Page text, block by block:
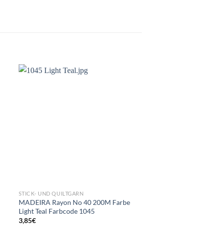
STICK- UND QUILTGARN
MADEIRA Rayon No 40 200M Farbe
Light Teal Farbcode 1045
3,85€